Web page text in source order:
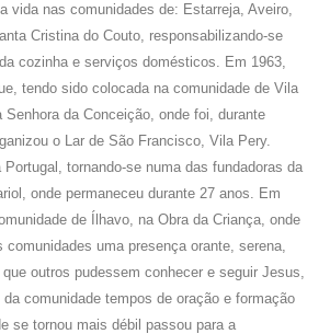
vida nas comunidades de: Estarreja, Aveiro,
Cristina do Couto, responsabilizando-se
cozinha e serviços domésticos. Em 1963,
tendo sido colocada na comunidade de Vila
Senhora da Conceição, onde foi, durante
o Lar de São Francisco, Vila Pery.
Portugal, tornando-se numa das fundadoras da
onde permaneceu durante 27 anos. Em
de Ílhavo, na Obra da Criança, onde
comunidades uma presença orante, serena,
outros pudessem conhecer e seguir Jesus,
comunidade tempos de oração e formação
se tornou mais débil passou para a